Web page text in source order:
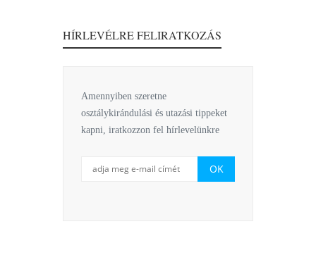
HÍRLEVÉLRE FELIRATKOZÁS
Amennyiben szeretne
osztálykirándulási és utazási tippeket
kapni, iratkozzon fel hírlevelünkre